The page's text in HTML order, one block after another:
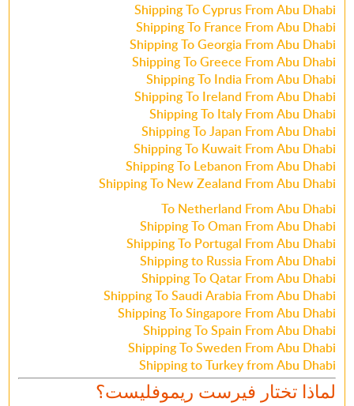
Shipping To Cyprus From Abu Dhabi
Shipping To France From Abu Dhabi
Shipping To Georgia From Abu Dhabi
Shipping To Greece From Abu Dhabi
Shipping To India From Abu Dhabi
Shipping To Ireland From Abu Dhabi
Shipping To Italy From Abu Dhabi
Shipping To Japan From Abu Dhabi
Shipping To Kuwait From Abu Dhabi
Shipping To Lebanon From Abu Dhabi
Shipping To New Zealand From Abu Dhabi
To Netherland From Abu Dhabi
Shipping To Oman From Abu Dhabi
Shipping To Portugal From Abu Dhabi
Shipping to Russia From Abu Dhabi
Shipping To Qatar From Abu Dhabi
Shipping To Saudi Arabia From Abu Dhabi
Shipping To Singapore From Abu Dhabi
Shipping To Spain From Abu Dhabi
Shipping To Sweden From Abu Dhabi
Shipping to Turkey from Abu Dhabi
لماذا تختار فيرست ريموفليست؟